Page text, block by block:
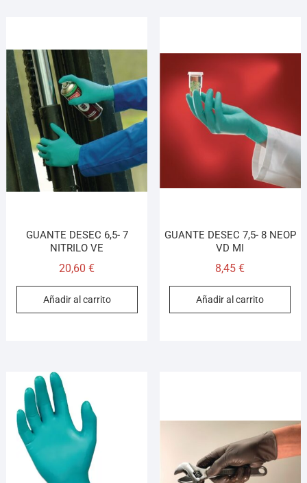
GUANTE DESEC 6,5- 7
NITRILO VE
20,60€
Añadir al carrito
GUANTE DESEC 7,5- 8 NEOP
VD MI
8,45€
Añadir al carrito